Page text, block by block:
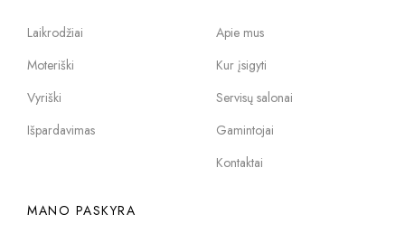
Laikrodžiai
Moteriški
Vyriški
Išpardavimas
Apie mus
Kur įsigyti
Servisų salonai
Gamintojai
Kontaktai
MANO PASKYRA